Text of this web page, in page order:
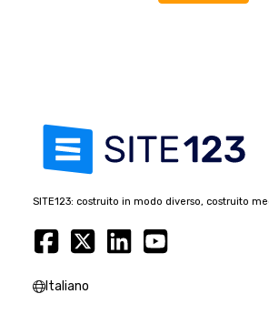
SITE123: costruito in modo diverso, costruito
Italiano